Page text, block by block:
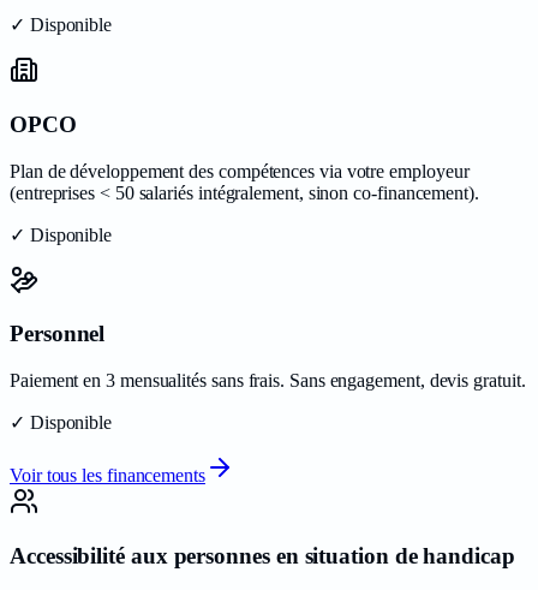
✓ Disponible
OPCO
Plan de développement des compétences via votre employeur
(entreprises < 50 salariés intégralement, sinon co-financement).
✓ Disponible
Personnel
Paiement en 3 mensualités sans frais. Sans engagement, devis gratuit.
✓ Disponible
Voir tous les financements
Accessibilité aux personnes en situation de handicap